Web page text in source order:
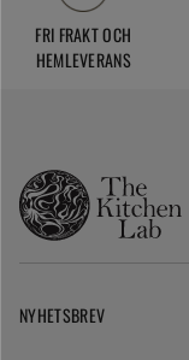
FRI FRAKT OCH
HEMLEVERANS
NYHETSBREV